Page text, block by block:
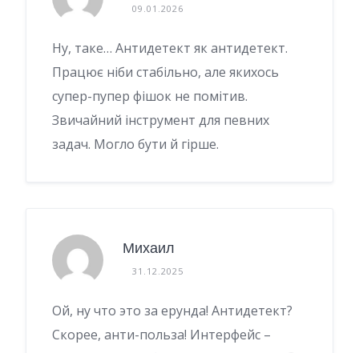
09.01.2026
Ну, таке… Антидетект як антидетект.
Працює ніби стабільно, але якихось
супер-пупер фішок не помітив.
Звичайний інструмент для певних
задач. Могло бути й гірше.
Михаил
31.12.2025
Ой, ну что это за ерунда! Антидетект?
Скорее, анти-польза! Интерфейс –